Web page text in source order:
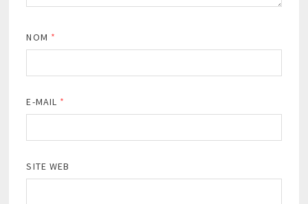
NOM *
E-MAIL *
SITE WEB